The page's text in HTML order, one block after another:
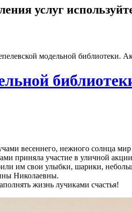
услуг
модельной библиотеки.
весеннего, нежного солнца
приняла участие в уличной
им свои улыбки, шарики,
Николаевны.
жизнь лучиками счастья!